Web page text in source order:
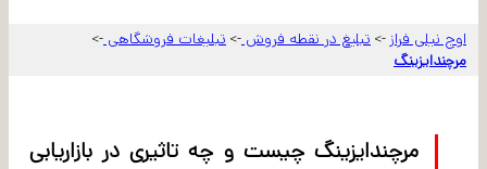
اوج نیلی فراز -> تبلیغ در نقطه فروش-> تبلیغات فروشگاهی->
مرچندایزینگ
مرچندایزینگ چیست و چه تاثیری در بازاریابی